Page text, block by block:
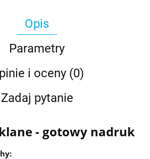
Opis
Parametry
i oceny (0)
Zadaj pytanie
- gotowy nadruk